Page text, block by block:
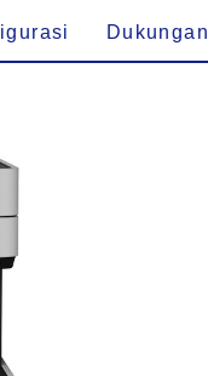
Dukungan